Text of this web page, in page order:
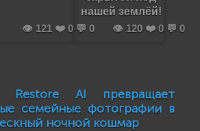
👁️ 121 ❤️ 0 💬 0
нашей землёй!
👁️ 120 ❤️ 0 💬 0
Restore AI превращает
семейные фотографии в
ночной кошмар